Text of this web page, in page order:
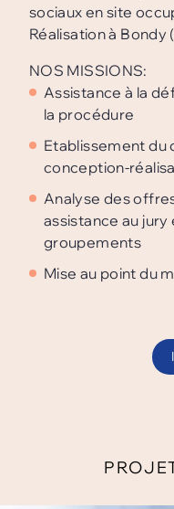
sociaux en site
Réalisation à Bondy
NOS MISSIONS:
Assistance à la
la procédure
Etablissement du
conception-
Analyse des
assistance au jury
groupements
Mise au point du